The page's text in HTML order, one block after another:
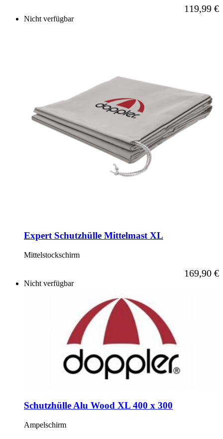
119,99 €
Nicht verfügbar
Expert Schutzhülle Mittelmast XL
Mittelstockschirm
169,90 €
Nicht verfügbar
Schutzhülle Alu Wood XL 400 x 300
Ampelschirm